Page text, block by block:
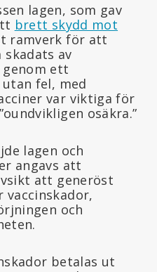
lagen, som gav
brett skydd mot
ramverk för att
skadats av
ett
fel, med
var viktiga för
osäkra.”
lagen och
angavs att
att generöst
och
betalas ut